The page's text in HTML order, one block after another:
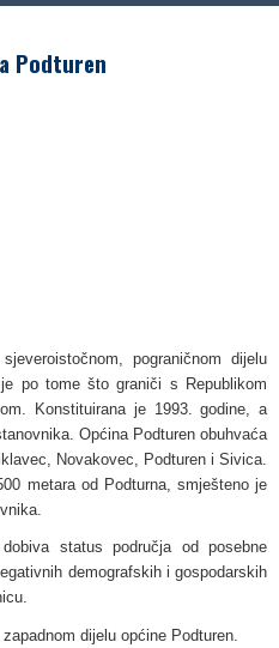
Podturen
pograničnom dijelu
po tome što graniči s Republikom
Konstituirana je 1993. godine, a
Općina Podturen obuhvaća
Novakovec, Podturen i Sivica.
metara od Podturna, smješteno je
status područja od posebne
demografskih i gospodarskih
dijelu općine Podturen.